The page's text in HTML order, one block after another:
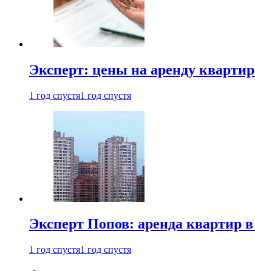
Эксперт: цены на аренду
1 год спустя1 год спустя
Эксперт Попов: аренда квартир
1 год спустя1 год спустя